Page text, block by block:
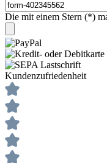
Die mit einem Stern (*)
Kundenzufriedenheit